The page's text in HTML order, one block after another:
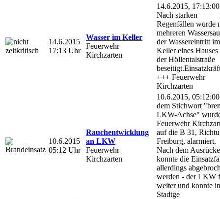
14.6.2015
17:13 Uhr
Wasser im Keller
Feuerwehr
Kirchzarten
14.6.2015, 17:13:00
Nach starken
Regenfällen wurde
mehreren
der Wassereintritt im
Keller eines Hauses
der Höllentalstraße
+++ Feuerwehr
Kirchzarten
10.6.2015
05:12 Uhr
Rauchentwicklung
an LKW
Feuerwehr
Kirchzarten
10.6.2015,
dem Stichwort
LKW-Achse"
Feuerwehr
auf die B 31,
Freiburg, alarmiert.
Nach dem
konnte die
allerdings
werden - der LKW
weiter und konnte
Stadtge